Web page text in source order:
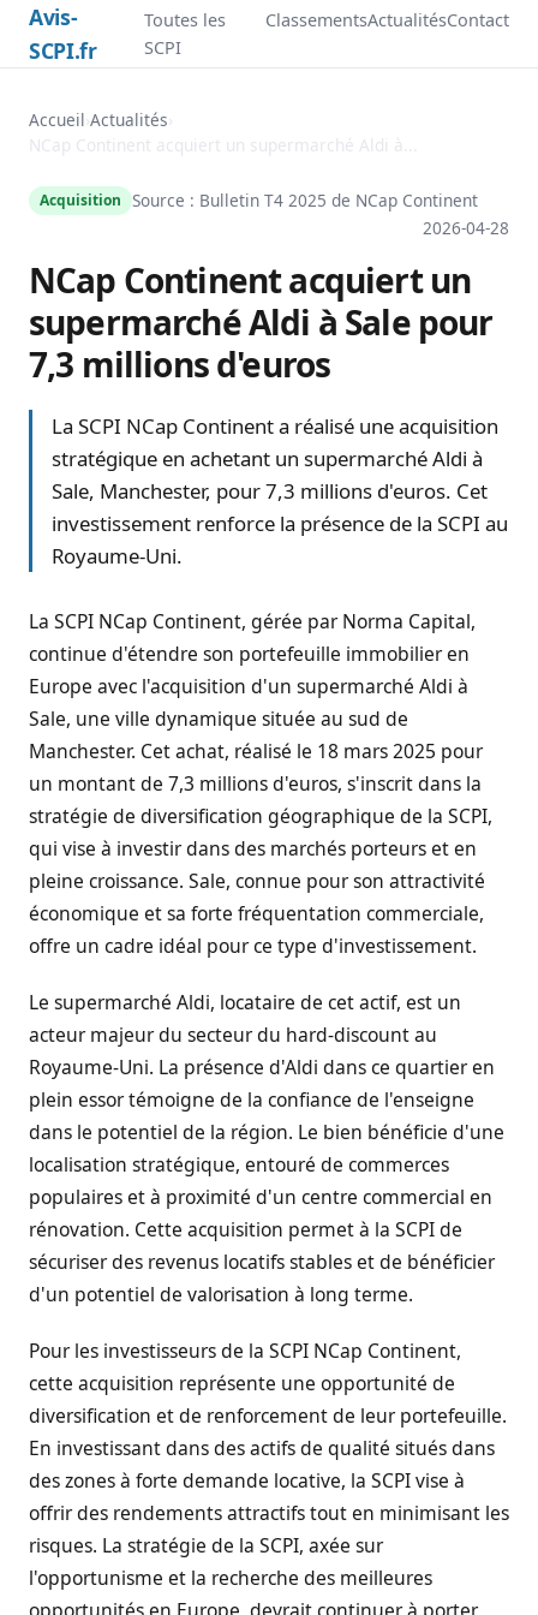
Avis-
SCPI.fr
Toutes les
SCPI
ClassementsActualitésContact
Accueil›Actualités›
NCap Continent acquiert un supermarché Aldi à...
Acquisition Source : Bulletin T4 2025 de NCap Continent
2026-04-28
NCap Continent acquiert un
supermarché Aldi à Sale pour
7,3 millions d'euros
La SCPI NCap Continent a réalisé une acquisition
stratégique en achetant un supermarché Aldi à
Sale, Manchester, pour 7,3 millions d'euros. Cet
investissement renforce la présence de la SCPI au
Royaume-Uni.
La SCPI NCap Continent, gérée par Norma Capital,
continue d'étendre son portefeuille immobilier en
Europe avec l'acquisition d'un supermarché Aldi à
Sale, une ville dynamique située au sud de
Manchester. Cet achat, réalisé le 18 mars 2025 pour
un montant de 7,3 millions d'euros, s'inscrit dans la
stratégie de diversification géographique de la SCPI,
qui vise à investir dans des marchés porteurs et en
pleine croissance. Sale, connue pour son attractivité
économique et sa forte fréquentation commerciale,
offre un cadre idéal pour ce type d'investissement.
Le supermarché Aldi, locataire de cet actif, est un
acteur majeur du secteur du hard-discount au
Royaume-Uni. La présence d'Aldi dans ce quartier en
plein essor témoigne de la confiance de l'enseigne
dans le potentiel de la région. Le bien bénéficie d'une
localisation stratégique, entouré de commerces
populaires et à proximité d'un centre commercial en
rénovation. Cette acquisition permet à la SCPI de
sécuriser des revenus locatifs stables et de bénéficier
d'un potentiel de valorisation à long terme.
Pour les investisseurs de la SCPI NCap Continent,
cette acquisition représente une opportunité de
diversification et de renforcement de leur portefeuille.
En investissant dans des actifs de qualité situés dans
des zones à forte demande locative, la SCPI vise à
offrir des rendements attractifs tout en minimisant les
risques. La stratégie de la SCPI, axée sur
l'opportunisme et la recherche des meilleures